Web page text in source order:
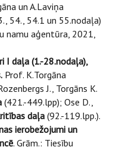
un A.Laviņa
54., 54.1 un 55.nodaļa)
namu aģentūra, 2021,
I daļa (1.-28.nodaļa),
Prof. K.Torgāna
J., Torgāns K.
(421.-449.lpp); Ose D.,
daļa(92.-119.lpp.).
ierobežojumi un
. Grām.: Tiesību